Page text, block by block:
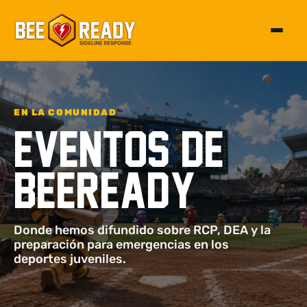
EN LA COMUNIDAD
Eventos de
BeeReady
Donde hemos difundido sobre RCP, DEA y la
preparación para emergencias en los
deportes juveniles.